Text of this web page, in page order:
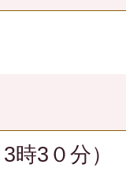
時3０分）